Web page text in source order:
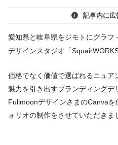
記事内に広
愛知県と岐阜県をジモトにグラフ
デザインスタジオ「
価格でなく価値で選ばれるニュ
魅力を引き出すブランディングデ
FullmoonデザインさまのCanva
ォリオの制作をさせていただきま